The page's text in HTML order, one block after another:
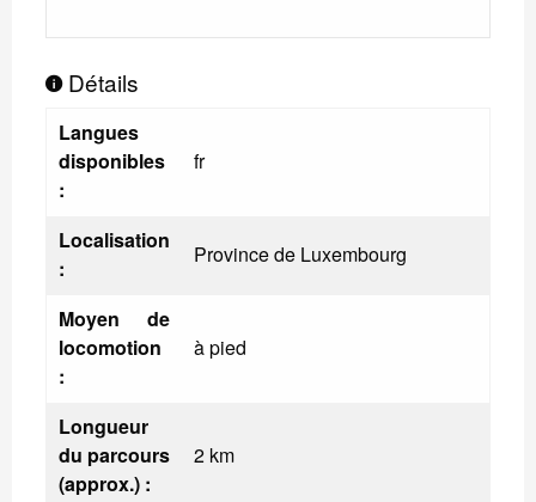
Détails
Langues
disponibles
:
fr
Localisation
:
Province de Luxembourg
Moyen de
locomotion
:
à pied
Longueur
du parcours
(approx.) :
2 km